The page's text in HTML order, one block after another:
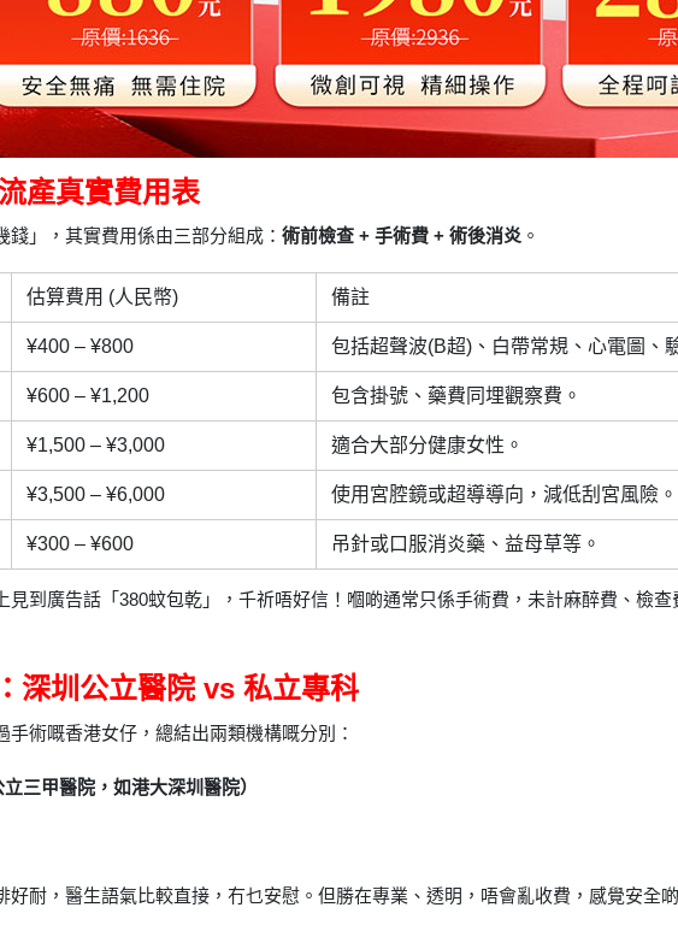
產真實費用表
」，其實費用係由三部分組成： 術前檢查 + 手術費 + 術後消炎 。
估算費用 (人民幣) 備註
¥400 – ¥800 包括超聲波(B超)、白帶常規、心電圖、
¥600 – ¥1,200 包含掛號、藥費同埋觀察費。
¥1,500 – ¥3,000 適合大部分健康女性。
¥3,500 – ¥6,000 使用宮腔鏡或超導導向，減低刮宮風險。
¥300 – ¥600 吊針或口服消炎藥、益母草等。
見到廣告話「380蚊包乾」，千祈唔好信！嗰啲通常只係手術費，未計麻醉費、檢
深圳公立醫院 vs 私立專科
術嘅香港女仔，總結出兩類機構嘅分別：
三甲醫院，如港大深圳醫院）
好耐，醫生語氣比較直接，冇乜安慰。但勝在專業、透明，唔會亂收費，感覺安全